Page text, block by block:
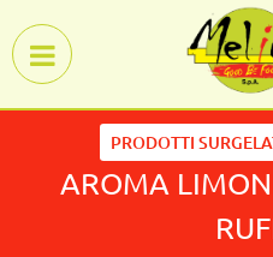
PRODOTTI
AROMA